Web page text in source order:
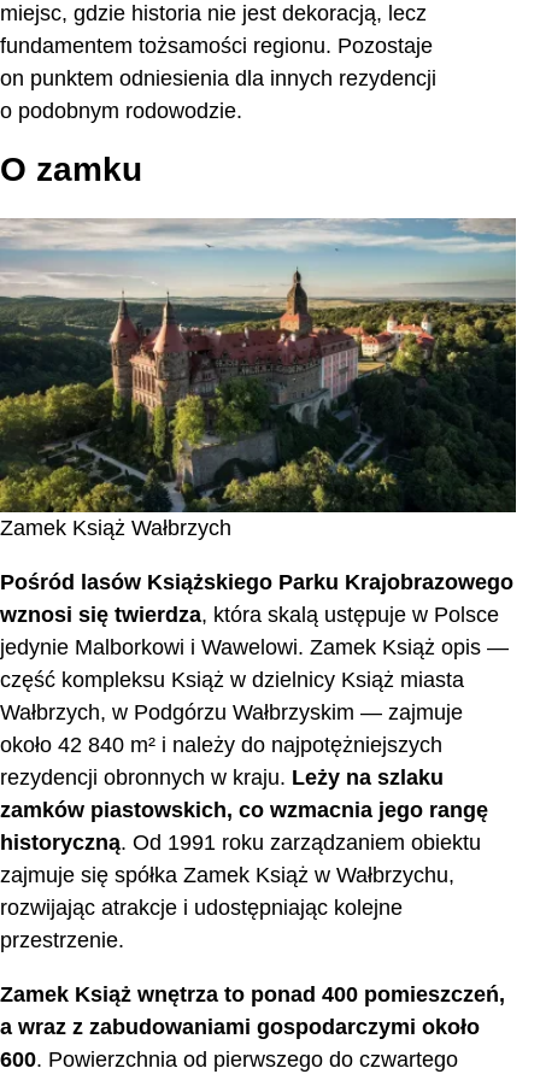
miejsc, gdzie historia nie jest dekoracją, lecz
fundamentem tożsamości regionu. Pozostaje
on punktem odniesienia dla innych rezydencji
o podobnym rodowodzie.
O zamku
Zamek Książ Wałbrzych
Pośród lasów Książskiego Parku Krajobrazowego
wznosi się twierdza, która skalą ustępuje w Polsce
jedynie Malborkowi i Wawelowi. Zamek Książ opis —
część kompleksu Książ w dzielnicy Książ miasta
Wałbrzych, w Podgórzu Wałbrzyskim — zajmuje
około 42 840 m² i należy do najpotężniejszych
rezydencji obronnych w kraju. Leży na szlaku
zamków piastowskich, co wzmacnia jego rangę
historyczną. Od 1991 roku zarządzaniem obiektu
zajmuje się spółka Zamek Książ w Wałbrzychu,
rozwijając atrakcje i udostępniając kolejne
przestrzenie.
Zamek Książ wnętrza to ponad 400 pomieszczeń,
a wraz z zabudowaniami gospodarczymi około
600. Powierzchnia od pierwszego do czwartego